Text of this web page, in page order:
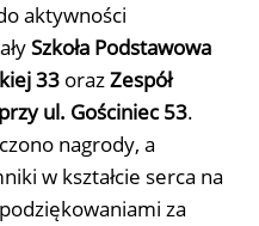
aktywności
Szkoła Podstawowa
33 orazZespół
ul. Gościniec 53.
nagrody, a
w kształcie serca na
za